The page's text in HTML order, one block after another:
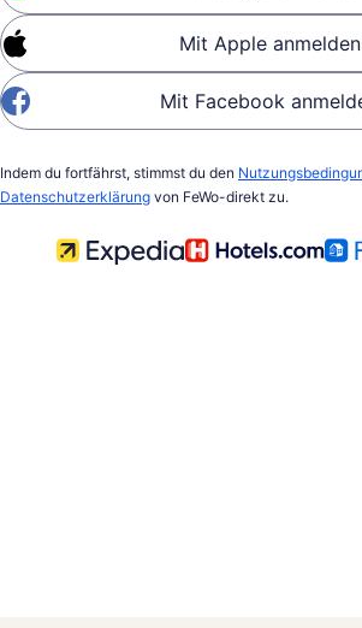
Mit Apple anmelden
Mit Facebook
Indem du fortfährst, stimmst du den
Datenschutzerklärung von FeWo-direkt zu.